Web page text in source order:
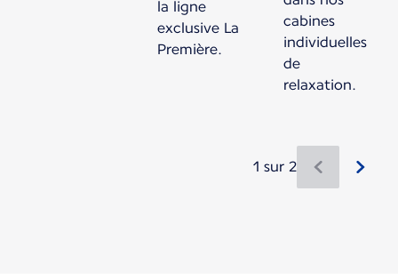
la ligne
exclusive La
Première.
cabines
individuelles
de
relaxation.
1 sur 2